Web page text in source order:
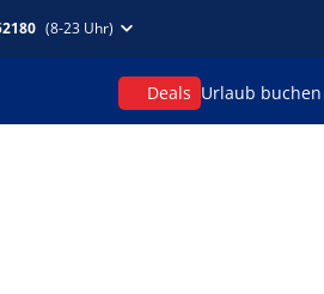
(8-23 Uhr)
Deals Urlaub buchen